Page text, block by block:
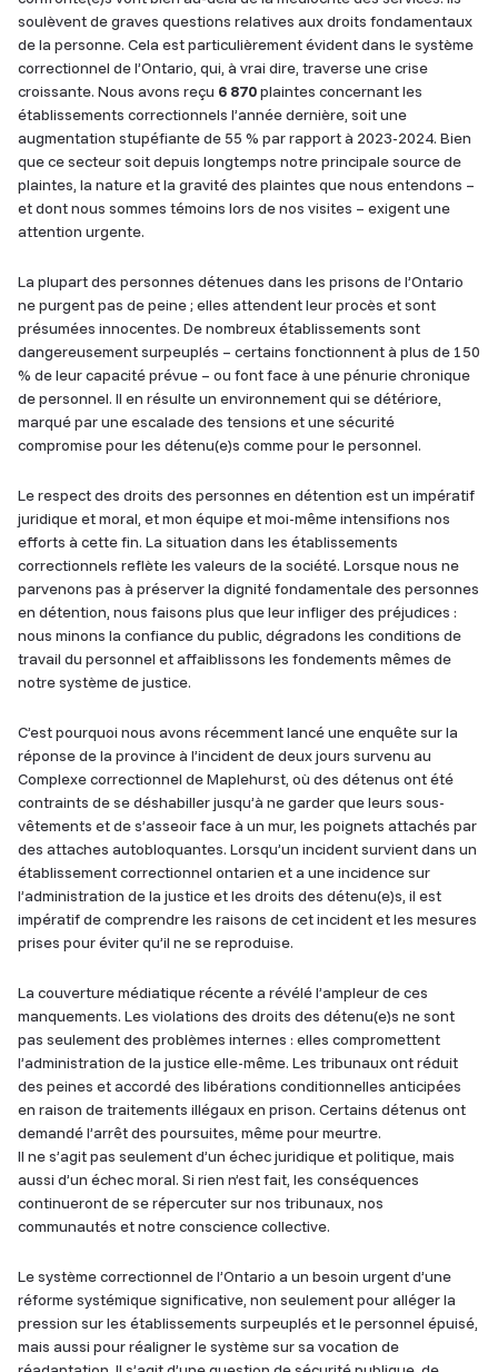
soulèvent de graves questions relatives aux droits fondamentaux
de la personne. Cela est particulièrement évident dans le système
correctionnel de l’Ontario, qui, à vrai dire, traverse une crise
croissante. Nous avons reçu 6 870plaintes concernant les
établissements correctionnels l’année dernière, soit une
augmentation stupéfiante de 55 % par rapport à 2023-2024. Bien
que ce secteur soit depuis longtemps notre principale source de
plaintes, la nature et la gravité des plaintes que nous entendons –
et dont nous sommes témoins lors de nos visites – exigent une
attention urgente.
La plupart des personnes détenues dans les prisons de l’Ontario
ne purgent pas de peine ; elles attendent leur procès et sont
présumées innocentes. De nombreux établissements sont
dangereusement surpeuplés – certains fonctionnent à plus de 150
% de leur capacité prévue – ou font face à une pénurie chronique
de personnel. Il en résulte un environnement qui se détériore,
marqué par une escalade des tensions et une sécurité
compromise pour les détenu(e)s comme pour le personnel.
Le respect des droits des personnes en détention est un impératif
juridique et moral, et mon équipe et moi-même intensifions nos
efforts à cette fin. La situation dans les établissements
correctionnels reflète les valeurs de la société. Lorsque nous ne
parvenons pas à préserver la dignité fondamentale des personnes
en détention, nous faisons plus que leur infliger des préjudices :
nous minons la confiance du public, dégradons les conditions de
travail du personnel et affaiblissons les fondements mêmes de
notre système de justice.
C’est pourquoi nous avons récemment lancé une enquête sur la
réponse de la province à l’incident de deux jours survenu au
Complexe correctionnel de Maplehurst, où des détenus ont été
contraints de se déshabiller jusqu’à ne garder que leurs sous-
vêtements et de s’asseoir face à un mur, les poignets attachés par
des attaches autobloquantes. Lorsqu’un incident survient dans un
établissement correctionnel ontarien et a une incidence sur
l’administration de la justice et les droits des détenu(e)s, il est
impératif de comprendre les raisons de cet incident et les mesures
prises pour éviter qu’il ne se reproduise.
La couverture médiatique récente a révélé l’ampleur de ces
manquements. Les violations des droits des détenu(e)s ne sont
pas seulement des problèmes internes : elles compromettent
l’administration de la justice elle-même. Les tribunaux ont réduit
des peines et accordé des libérations conditionnelles anticipées
en raison de traitements illégaux en prison. Certains détenus ont
demandé l’arrêt des poursuites, même pour meurtre.
Il ne s’agit pas seulement d’un échec juridique et politique, mais
aussi d’un échec moral. Si rien n’est fait, les conséquences
continueront de se répercuter sur nos tribunaux, nos
communautés et notre conscience collective.
Le système correctionnel de l’Ontario a un besoin urgent d’une
réforme systémique significative, non seulement pour alléger la
pression sur les établissements surpeuplés et le personnel épuisé,
mais aussi pour réaligner le système sur sa vocation de